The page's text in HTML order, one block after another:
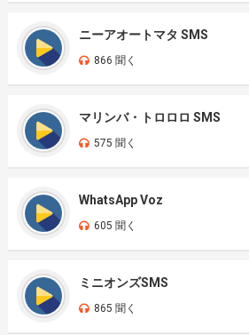
ニーアオートマタ SMS
866 聞く
マリンバ・トロロロ SMS
575 聞く
WhatsApp Voz
605 聞く
ミニオンズSMS
865 聞く